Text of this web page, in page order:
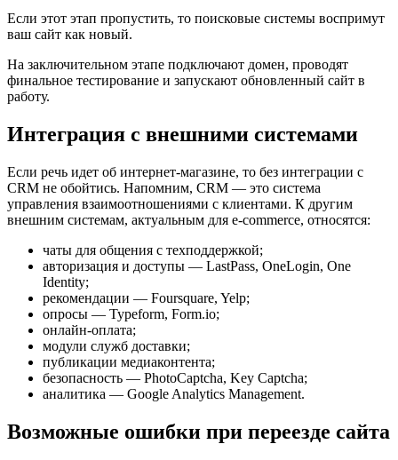
Если этот этап пропустить, то поисковые системы воспримут
ваш сайт как новый.
На заключительном этапе подключают домен, проводят
финальное тестирование и запускают обновленный сайт в
работу.
Интеграция с внешними системами
Если речь идет об интернет-магазине, то без интеграции с
CRM не обойтись. Напомним, CRM — это система
управления взаимоотношениями с клиентами. К другим
внешним системам, актуальным для e-commerce, относятся:
чаты для общения с техподдержкой;
авторизация и доступы — LastPass, OneLogin, One
Identity;
рекомендации — Foursquare, Yelp;
опросы — Typeform, Form.io;
онлайн-оплата;
модули служб доставки;
публикации медиаконтента;
безопасность — PhotoCaptcha, Key Captcha;
аналитика — Google Analytics Management.
Возможные ошибки при переезде сайта